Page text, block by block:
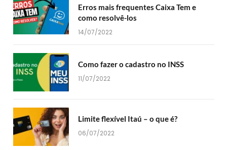
Erros mais frequentes Caixa Tem e
como resolvê-los
14/07/2022
Como fazer o cadastro no INSS
11/07/2022
Limite flexível Itaú – o que é?
06/07/2022